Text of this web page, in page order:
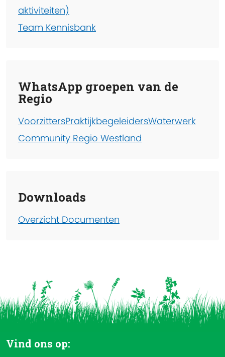
aktiviteiten)
Team Kennisbank
WhatsApp groepen van de
Regio
VoorzittersPraktijkbegeleidersWaterwerk
Community Regio Westland
Downloads
Overzicht Documenten
Vind ons op: